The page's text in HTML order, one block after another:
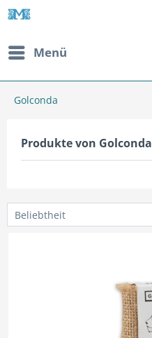
Menü
Golconda
Produkte von Golconda